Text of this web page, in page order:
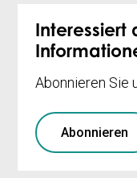
Interessiert
Abonnieren Sie
Abonnieren